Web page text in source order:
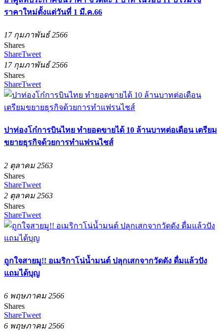
ราคาใหม่ตั้งแต่วันที่ 1 มี.ค.66
17 กุมภาพันธ์ 2566
Shares
ShareTweet
17 กุมภาพันธ์ 2566
Shares
ShareTweet
ปาท่องโก๋การบินไทย ทำยอดขายได้ 10 ล้านบาทต่อเดือน เตรียม
ขยายธุรกิจด้วยการทำแฟรนไชส์
2 ตุลาคม 2563
Shares
ShareTweet
2 ตุลาคม 2563
Shares
ShareTweet
ถูกใจสายมู!! อเมริกาโน่น้ำมนต์ ปลุกเสกจากวัดดัง ดื่มแล้วปัง
แถมได้บุญ
6 พฤษภาคม 2566
Shares
ShareTweet
6 พฤษภาคม 2566